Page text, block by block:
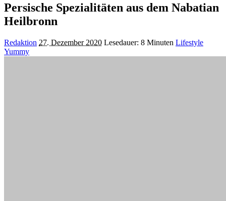
Persische Spezialitäten aus dem Nabatian
Heilbronn
Posted
by
Redaktion 27. Dezember 2020 Lesedauer: 8 Minuten Lifestyle
Yummy